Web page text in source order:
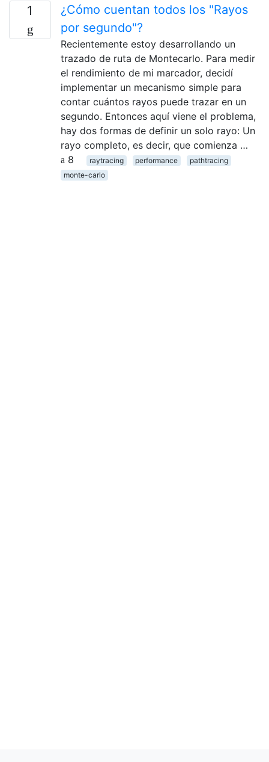
1
¿Cómo cuentan todos los "Rayos
por segundo"?
Recientemente estoy desarrollando un
trazado de ruta de Montecarlo. Para medir
el rendimiento de mi marcador, decidí
implementar un mecanismo simple para
contar cuántos rayos puede trazar en un
segundo. Entonces aquí viene el problema,
hay dos formas de definir un solo rayo: Un
rayo completo, es decir, que comienza …
8
raytracing performance
pathtracing
monte-carlo